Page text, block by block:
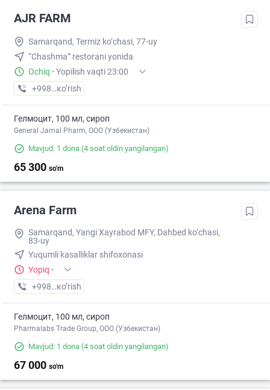
AJR FARM
Samarqand, Termiz ko‘chasi, 77-uy
“Chashma” restorani yonida
Ochiq · Yopilish vaqti 23:00
+998 (77) XXX-XX-XX
кo’rish
Гелмоцит, 100 мл, сироп
General Jamal Pharm, OOO (Узбекистан)
Mavjud: 1 dona (4 soat oldin yangilangan)
65 300 so'm
Arena Farm
Samarqand, Yangi Xayrabod MFY, Dahbed ko‘chasi,
83-uy
Yuqumli kasalliklar shifoxonasi
Yopiq ·
+998 (95) XXX-XX-XX
кo’rish
Гелмоцит, 100 мл, сироп
Pharmalabs Trade Group, OOO (Узбекистан)
Mavjud: 1 dona (4 soat oldin yangilangan)
67 000 so'm